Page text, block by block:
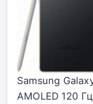
Samsung
AMOLED 120